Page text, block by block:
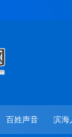
百姓声音 滨海